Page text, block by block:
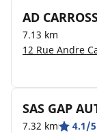
AD
7.13 km
12 Rue Andre
SAS GAP
7.32 km 4.1/5